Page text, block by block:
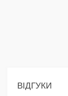
ВІДГУКИ